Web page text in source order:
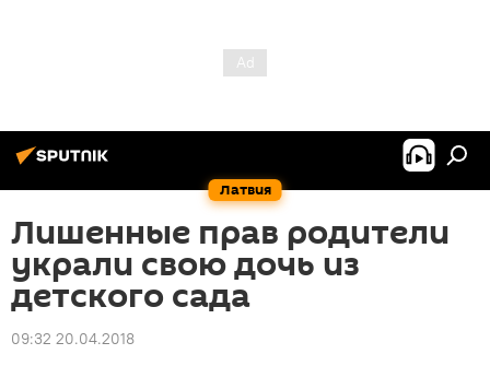
Латвия
Лишенные прав родители
украли свою дочь из
детского сада
09:32 20.04.2018